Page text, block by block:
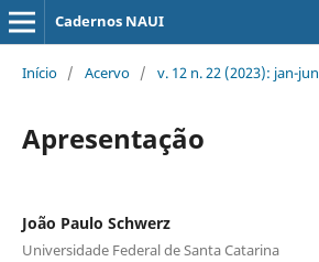
Cadernos NAUI
Início / Acervo / v. 12 n. 22 (2023): jan-jun
Apresentação
João Paulo Schwerz
Universidade Federal de Santa Catarina